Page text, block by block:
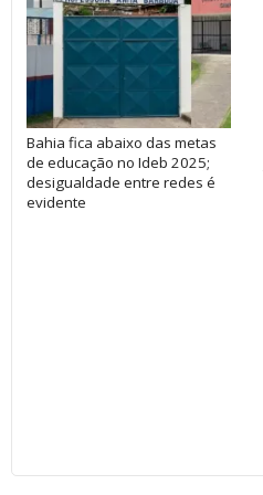
Bahia fica abaixo das metas
de educação no Ideb 2025;
desigualdade entre redes é
evidente